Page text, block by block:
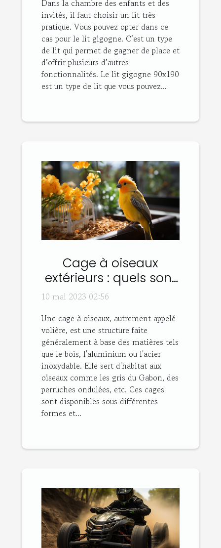
Dans la chambre des enfants et des
invités, il faut choisir un lit très
pratique. Vous pouvez opter dans ce
cas pour le lit gigogne. C’est un type
de lit qui permet de gagner de place et
d’offrir plusieurs d’autres
fonctionnalités. Le lit gigogne 90x190
est un type de lit que vous pouvez...
Cage à oiseaux
extérieurs : quels sont
les différents types et
10 mai 2023 02:56
Une cage à oiseaux, autrement appelé
volière, est une structure faite
généralement à base des matières tels
que le bois, l'aluminium ou l'acier
inoxydable. Elle sert d'habitat aux
oiseaux comme les gris du Gabon, des
perruches ondulées, etc. Ces cages
sont disponibles sous différentes
formes et...